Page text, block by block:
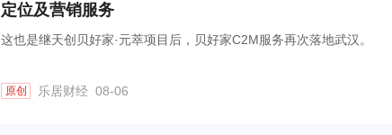
定位及营销服务
这也是继天创贝好家·元萃项目后，贝好家C2M服务再次落地武汉。
原创 乐居财经 08-06